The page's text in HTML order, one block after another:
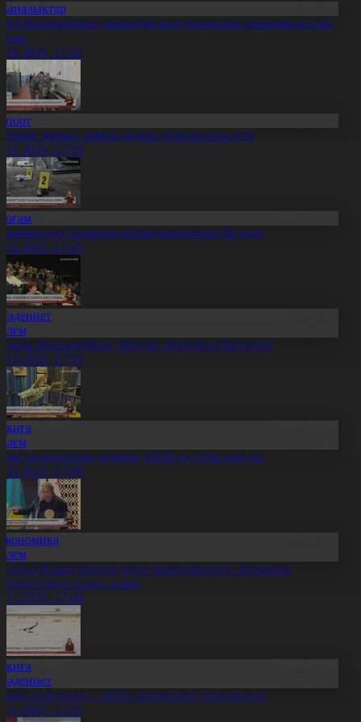
балаларының арасында республикалық олимпиада өтіп
17:21
жұмыс мамандардың чемпионаты өтті
17:19
полиция қызметкерлерінің бір күні
17:15
фильмдерінің «Висла» фестивалі басталды
17:10
инженерінің жобасы АҚШ-та үздік атанды
17:08
Қазақстанның ауыл шаруашылығы өнімдерін
түрде сатып алмақ
17:08
салбурыны – 2025» құсбегілер турнирі өтті
17:07